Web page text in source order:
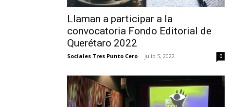
Llaman a participar a la
convocatoria Fondo Editorial de
Querétaro 2022
Sociales Tres Punto Cero - julio 5, 2022 0